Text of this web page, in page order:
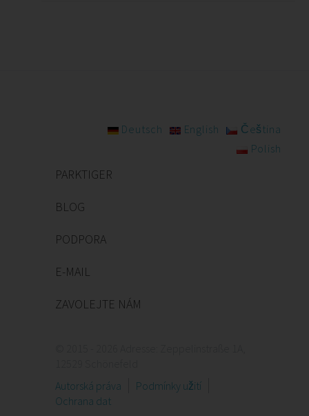
Deutsch English
Čeština
Polish
PARKTIGER
BLOG
PODPORA
E-MAIL
ZAVOLEJTE NÁM
Autorská práva
Podmínky užití
Ochrana dat